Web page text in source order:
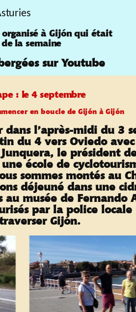
àGijónqui était
la semaine
sur Youtube
: le 4 septembre
en boucle deGijón àGijón
l’après-midi du 3
du 4 vers Oviedo
le président
école de
sommes montés au
déjeuné dans une
au musée de Fernando
par la police
Gijón.